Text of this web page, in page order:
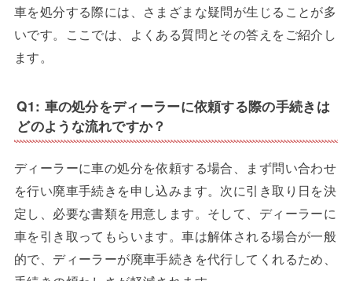
車を処分する際には、さまざまな疑問が生じることが多
いです。ここでは、よくある質問とその答えをご紹介し
ます。
Q1: 車の処分をディーラーに依頼する際の手続きは
どのような流れですか？
ディーラーに車の処分を依頼する場合、まず問い合わせ
を行い廃車手続きを申し込みます。次に引き取り日を決
定し、必要な書類を用意します。そして、ディーラーに
車を引き取ってもらいます。車は解体される場合が一般
的で、ディーラーが廃車手続きを代行してくれるため、